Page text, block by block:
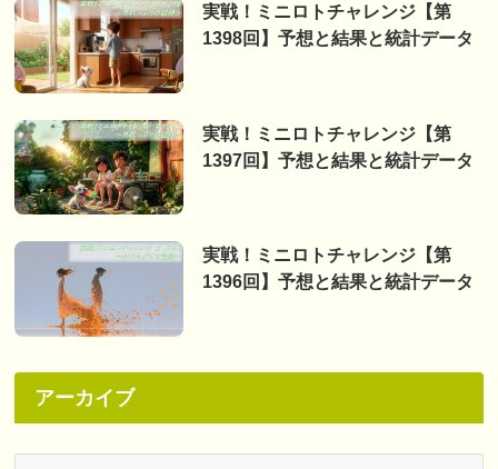
実戦！ミニロトチャレンジ【第
1398回】予想と結果と統計データ
実戦！ミニロトチャレンジ【第
1397回】予想と結果と統計データ
実戦！ミニロトチャレンジ【第
1396回】予想と結果と統計データ
アーカイブ